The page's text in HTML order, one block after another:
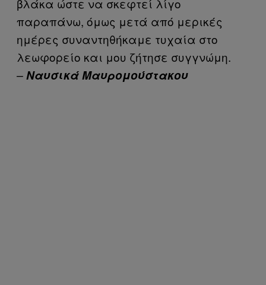
βλάκα ώστε να σκεφτεί λίγο
παραπάνω, όμως μετά από μερικές
ημέρες συναντηθήκαμε τυχαία στο
λεωφορείο και μου ζήτησε συγγνώμη.
–Ναυσικά Μαυρομούστακου